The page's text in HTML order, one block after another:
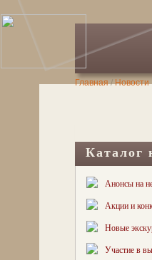
Главная/Новости
Каталог
Анонсы на
Акции и
Новые
Участие в